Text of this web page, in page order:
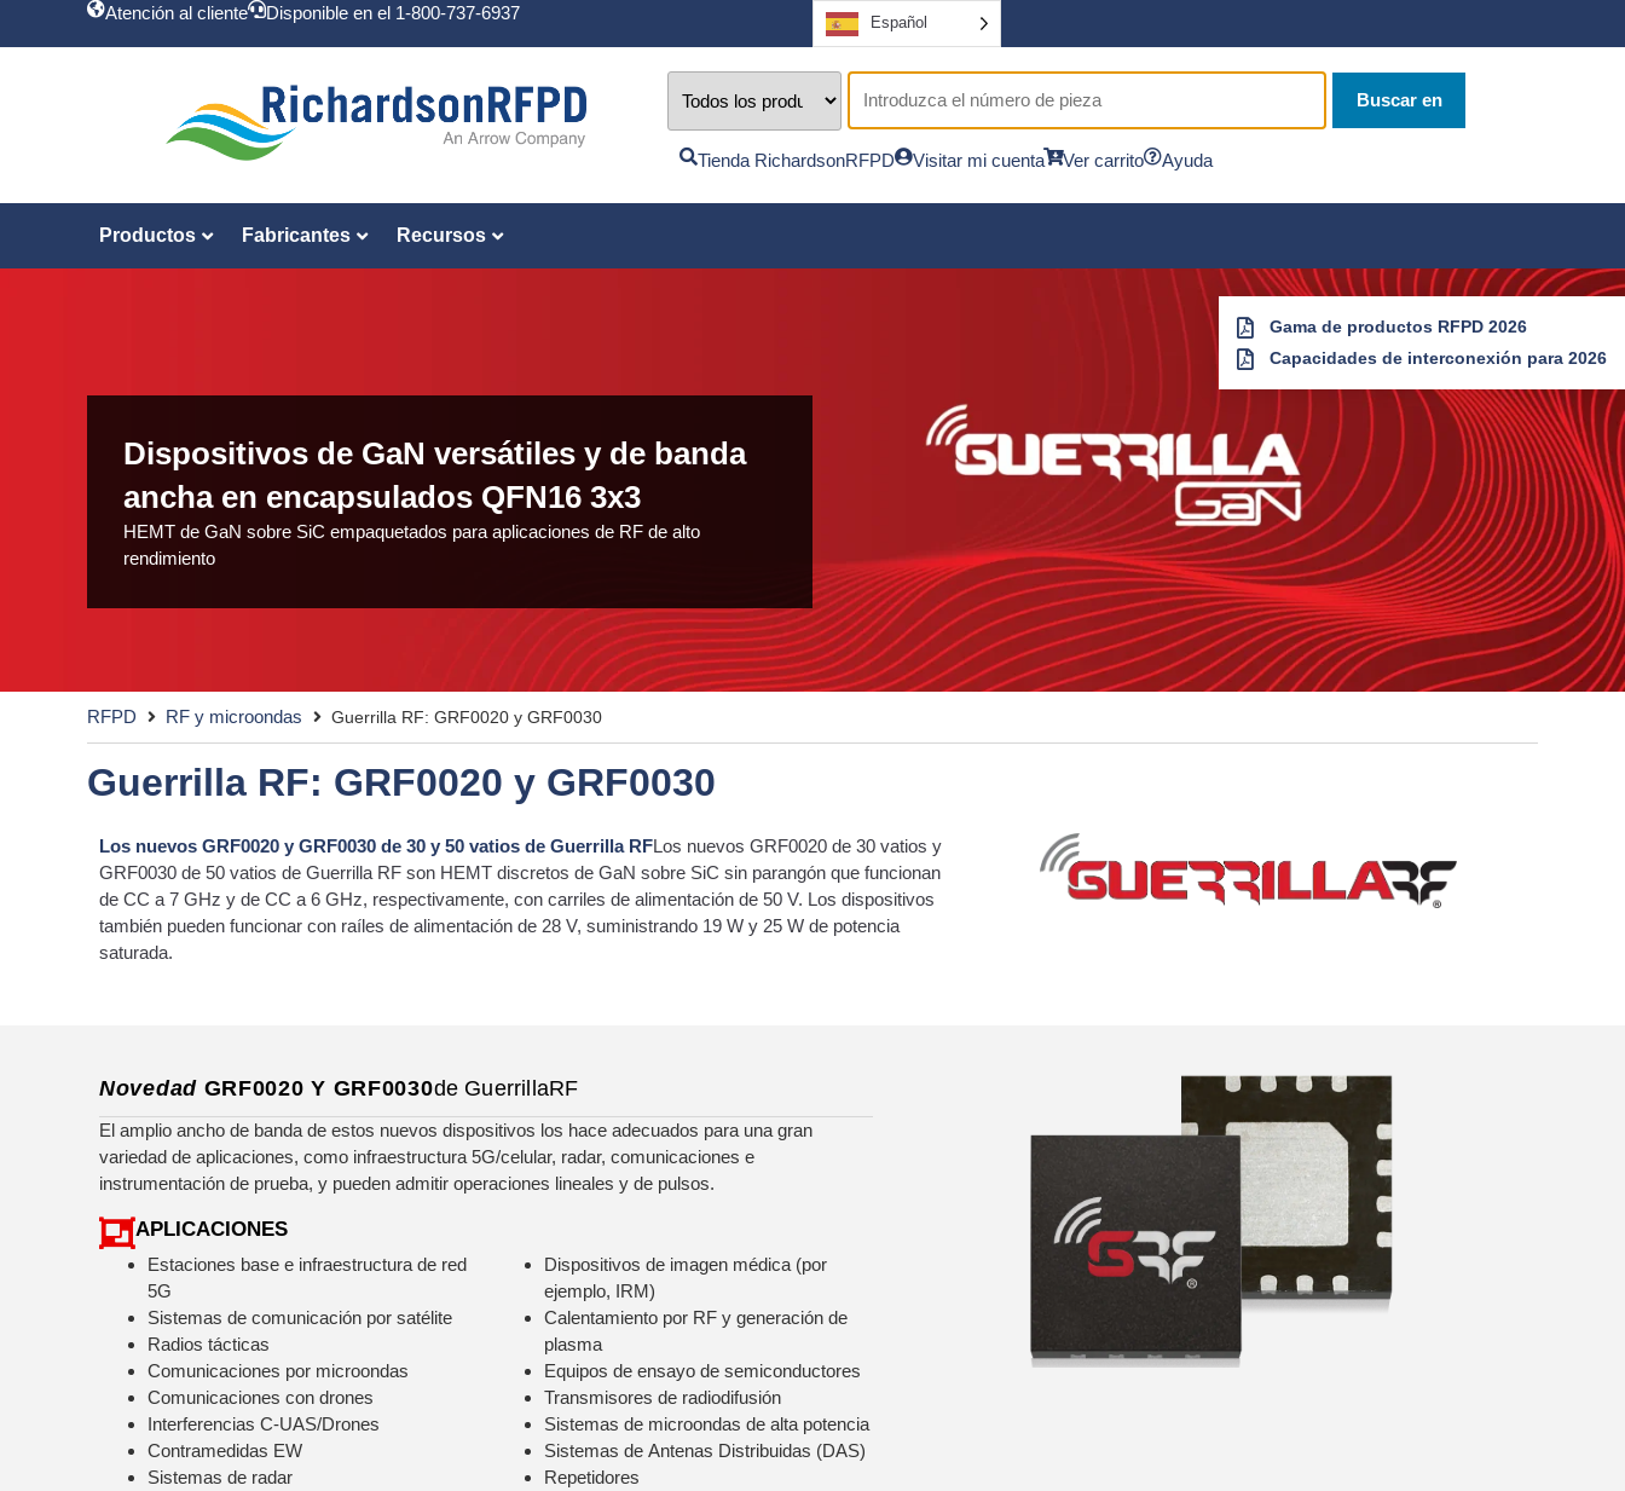
Atención al cliente Disponible en el 1-800-737-6937 Español
Buscar en
Tienda RichardsonRFPD Visitar mi cuenta Ver carrito Ayuda
Productos Fabricantes Recursos
Dispositivos de GaN versátiles y de banda
ancha en encapsulados QFN16 3x3
HEMT de GaN sobre SiC empaquetados para aplicaciones de RF de alto
rendimiento
Gama de productos RFPD 2026
Capacidades de interconexión para 2026
RFPD RF y microondas Guerrilla RF: GRF0020 y GRF0030
Guerrilla RF: GRF0020 y GRF0030
Los nuevos GRF0020 y GRF0030 de 30 y 50 vatios de Guerrilla RFLos nuevos GRF0020 de 30 vatios y
GRF0030 de 50 vatios de Guerrilla RF son HEMT discretos de GaN sobre SiC sin parangón que funcionan
de CC a 7 GHz y de CC a 6 GHz, respectivamente, con carriles de alimentación de 50 V. Los dispositivos
también pueden funcionar con raíles de alimentación de 28 V, suministrando 19 W y 25 W de potencia
saturada.
NovedadGRF0020 Y GRF0030de GuerrillaRF
El amplio ancho de banda de estos nuevos dispositivos los hace adecuados para una gran
variedad de aplicaciones, como infraestructura 5G/celular, radar, comunicaciones e
instrumentación de prueba, y pueden admitir operaciones lineales y de pulsos.
APLICACIONES
Estaciones base e infraestructura de red
5G
Sistemas de comunicación por satélite
Radios tácticas
Comunicaciones por microondas
Comunicaciones con drones
Interferencias C-UAS/Drones
Contramedidas EW
Sistemas de radar
Dispositivos de imagen médica (por
ejemplo, IRM)
Calentamiento por RF y generación de
plasma
Equipos de ensayo de semiconductores
Transmisores de radiodifusión
Sistemas de microondas de alta potencia
Sistemas de Antenas Distribuidas (DAS)
Repetidores